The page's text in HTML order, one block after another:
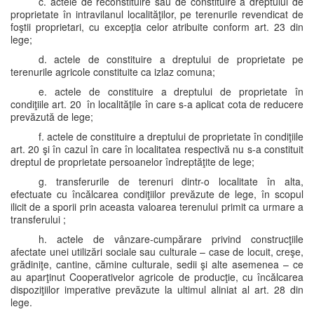
proprietate în intravilanul localităţilor, pe terenurile revendicat de
foştii proprietari, cu excepţia celor atribuite conform art. 23 din
lege;
d. actele de constituire a dreptului de proprietate pe
terenurile agricole constituite ca izlaz comuna;
e. actele de constituire a dreptului de proprietate în
condiţiile art. 20 în localităţile în care s-a aplicat cota de reducere
prevăzută de lege;
f. actele de constituire a dreptului de proprietate în condiţiile
art. 20 şi în cazul în care în localitatea respectivă nu s-a constituit
dreptul de proprietate persoanelor îndreptăţite de lege;
g. transferurile de terenuri dintr-o localitate în alta,
efectuate cu încălcarea condiţiilor prevăzute de lege, în scopul
ilicit de a sporii prin aceasta valoarea terenului primit ca urmare a
transferului ;
h. actele de vânzare-cumpărare privind construcţiile
afectate unei utilizări sociale sau culturale – case de locuit, creşe,
grădiniţe, cantine, cămine culturale, sedii şi alte asemenea – ce
au aparţinut Cooperativelor agricole de producţie, cu încălcarea
dispoziţiilor imperative prevăzute la ultimul aliniat al art. 28 din
lege.